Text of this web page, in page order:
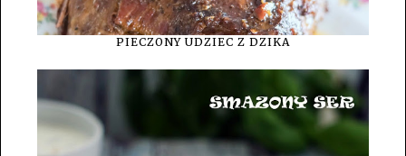
PIECZONY UDZIEC Z DZIKA